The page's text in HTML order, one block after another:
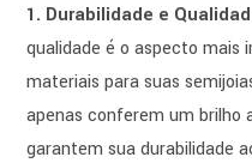
1. Durabilidade e
qualidade é o aspecto mais
materiais para suas
apenas conferem um brilho
garantem sua durabilidade